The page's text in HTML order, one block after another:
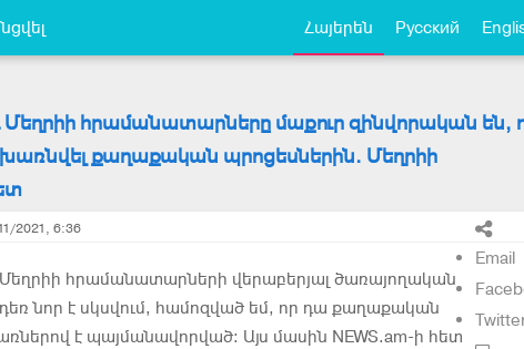
Հայերեն Русский
Մեղրիի հրամանատարները մաքուր զինվորական են,
քաղաքական պրոցեսներին. Մեղրիի
2021, 6:36
Email
հրամանատարների վերաբերյալ ծառայողական
դեռ նոր է սկսվում, համոզված եմ, որ դա քաղաքական
է պայմանավորված։ Այս մասին NEWS.am-ի հետ